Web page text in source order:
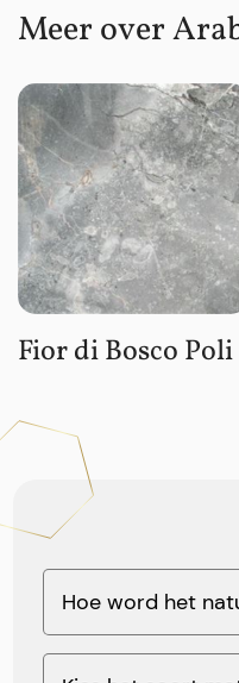
Meer over
Fior di Bosco Poli